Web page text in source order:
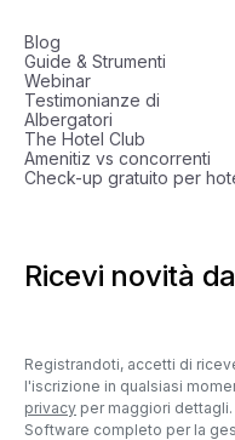
Blog
Guide & Strumenti
Webinar
Testimonianze di
Albergatori
The Hotel Club
Amenitiz vs concorrenti
Check-up gratuito per
Ricevi novità
Registrandoti, accetti di
l'iscrizione in qualsiasi
privacy per maggiori dettagli.
Software completo per la